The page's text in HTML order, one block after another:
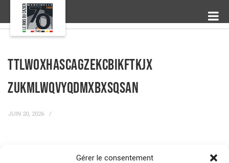
Gérer le consentement
ttLWOXhaScagzEkcBiKFtKJX
ZUKmlWQVyqDMxBXSqsAN
JUIN 20, 2026